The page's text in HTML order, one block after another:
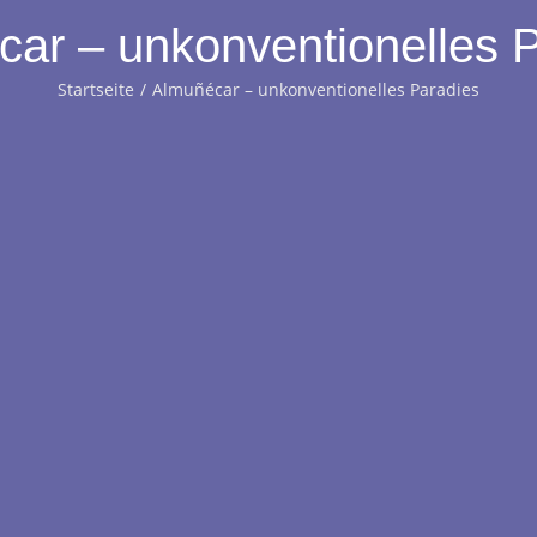
– unkonventionelles
Startseite Almuñécar – unkonventionelles Paradies